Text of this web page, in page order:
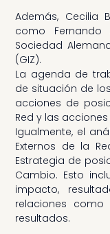
Además, Cecilia
como
Sociedad
(GIZ).
La agenda de
de situación de
acciones de
Red y las
Igualmente, el
Externos de la
Estrategia de
Cambio. Esto
impacto,
relaciones
resultados.